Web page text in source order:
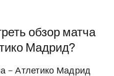
обзор матча
Мадрид?
– Атлетико Мадрид